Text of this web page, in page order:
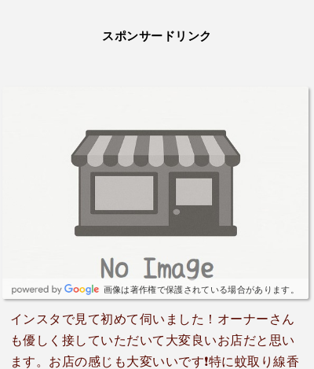
スポンサードリンク
画像は著作権で保護されている場合があります。
インスタで見て初めて伺いました！オーナーさん
も優しく接していただいて大変良いお店だと思い
ます。お店の感じも大変いいです❗特に蚊取り線香